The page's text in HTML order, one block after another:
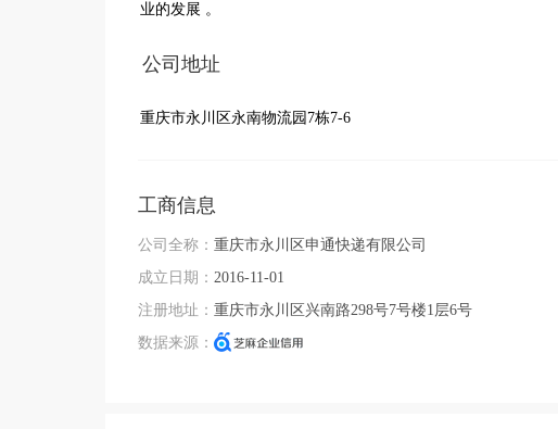
业的发展 。
公司地址
重庆市永川区永南物流园7栋7-6
工商信息
公司全称： 重庆市永川区申通快递有限公司
成立日期： 2016-11-01
注册地址： 重庆市永川区兴南路298号7号楼1层6号
数据来源：